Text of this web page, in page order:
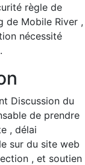
règle de
de Mobile River ,
nécessité
Discussion du
de prendre
, délai
sur du site web
, et soutien